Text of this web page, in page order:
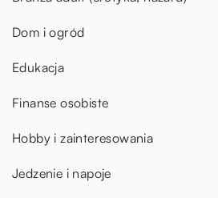
Dom i ogród
Edukacja
Finanse osobiste
Hobby i zainteresowania
Jedzenie i napoje